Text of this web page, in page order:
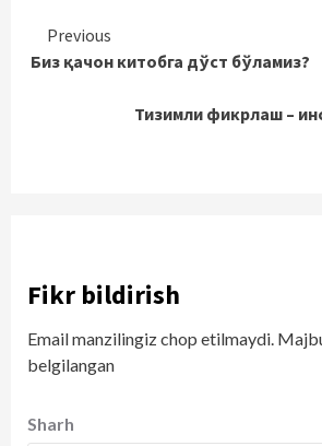
Continue
Reading
Previous
Биз қачон китобга дўст бўламиз?
Тизимли фикрлаш –
Fikr bildirish
Email manzilingiz chop etilmaydi.
belgilangan
Sharh